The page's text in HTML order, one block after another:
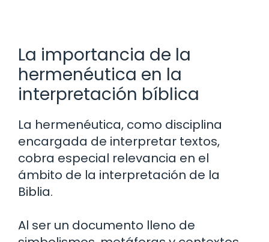
La importancia de la
hermenéutica en la
interpretación bíblica
La hermenéutica, como disciplina
encargada de interpretar textos,
cobra especial relevancia en el
ámbito de la interpretación de la
Biblia.
Al ser un documento lleno de